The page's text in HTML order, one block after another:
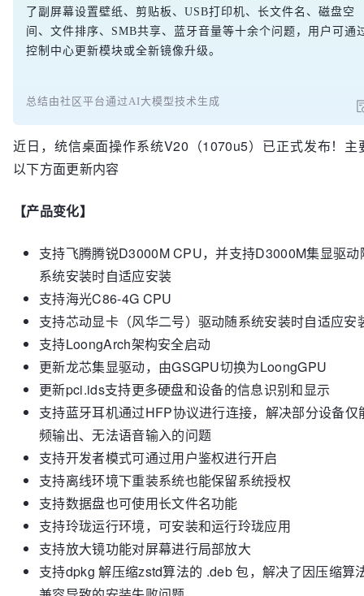
了副屏幕设置壁纸、剪贴板、USB打印机、长文件名、磁盘空
间、文件排序、SMB共享、蓝牙音量等十余个问题，用户可通
控制中心更新模块或全新镜像升级。
总结由社区平台通过AI大模型技术生成
近日，统信桌面操作系统V20（1070u5）已正式发布！主
以下方面更新内容
【产品变化】
支持飞腾腾锐D3000M CPU，并支持D3000M集显驱动
系统安装时自适应安装
支持海光C86-4G CPU
支持芯动显卡（风华二号）驱动随系统安装时自适应安
支持LoongArch架构安全启动
更新龙芯集显驱动，由GSGPU切换为LoongGPU
更新pci.ids支持更多硬盘和设备的信息识别和显示
支持蓝牙耳机通过HFP协议进行连接，解决部分设备仅
频输出、无法语音输入的问题
支持开发者模式可通过用户鉴权进行开启
支持离线环境下重装系统也能保留系统授权
支持数据盘也可使用长文件名功能
支持玲珑运行环境，可安装和运行玲珑应用
支持放大镜功能对屏幕进行局部放大
支持dpkg 解压缩zstd算法的 .deb 包，解决了因压缩算